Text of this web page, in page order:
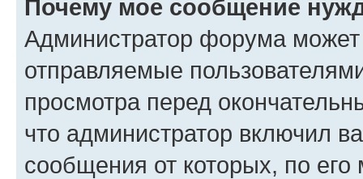
Почему мое сообщение
Администратор форума
отправляемые
просмотра перед
что администратор включил
сообщения от которых, по